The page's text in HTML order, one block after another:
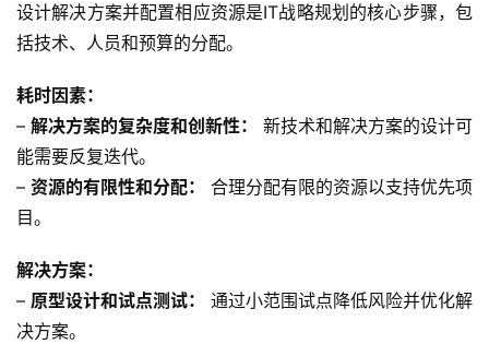
设计解决方案并配置相应资源是IT战略规划的核心步骤，包
括技术、人员和预算的分配。
耗时因素：
– 解决方案的复杂度和创新性：
新技术和解决方案的设计可
能需要反复迭代。
– 资源的有限性和分配：
合理分配有限的资源以支持优先项
目。
解决方案：
– 原型设计和试点测试：
通过小范围试点降低风险并优化解
决方案。